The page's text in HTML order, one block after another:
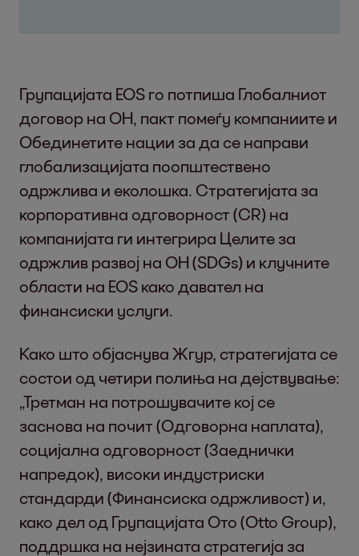
Групацијата EOS го потпиша Глобалниот
договор на ОН, пакт помеѓу компаниите и
Обединетите нации за да се направи
глобализацијата поопштествено
одржлива и еколошка. Стратегијата за
корпоративна одговорност (CR) на
компанијата ги интегрира Целите за
одржлив развој на ОН (SDGs) и клучните
области на EOS како давател на
финансиски услуги.
Како што објаснува Жгур, стратегијата се
состои од четири полиња на дејствување:
„Третман на потрошувачите кој се
заснова на почит (Одговорна наплата),
социјална одговорност (Заеднички
напредок), високи индустриски
стандарди (Финансиска одржливост) и,
како дел од Групацијата Ото (Otto Group),
поддршка на нејзината стратегија за